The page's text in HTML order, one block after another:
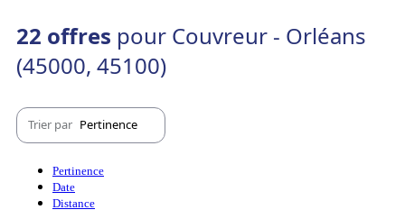
22 offres pour Couvreur - Orléans
(45000, 45100)
Trier par Pertinence
Pertinence
Date
Distance